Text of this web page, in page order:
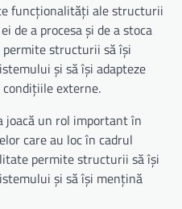
funcționalități ale structurii
de a procesa și de a stoca
structurii să își
și să își adapteze
externe.
joacă un rol important în
care au loc în cadrul
permite structurii să își
și să își mențină